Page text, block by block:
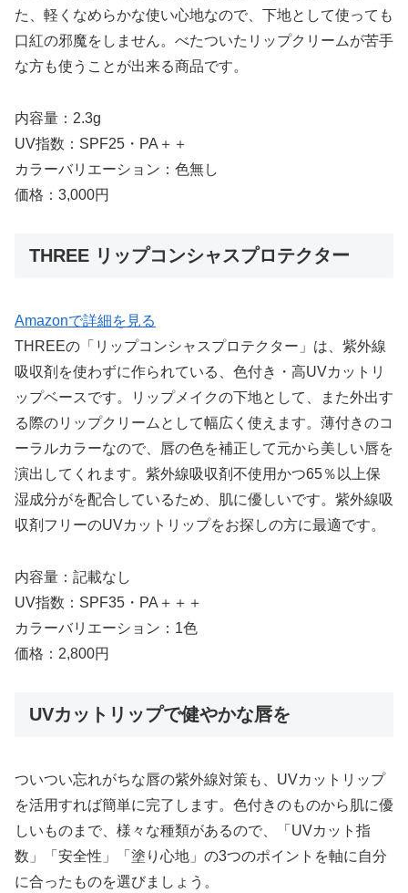
た、軽くなめらかな使い心地なので、下地として使っても
口紅の邪魔をしません。べたついたリップクリームが苦手
な方も使うことが出来る商品です。
内容量：2.3g
UV指数：SPF25・PA＋＋
カラーバリエーション：色無し
価格：3,000円
THREE リップコンシャスプロテクター
Amazonで詳細を見る
THREEの「リップコンシャスプロテクター」は、紫外線
吸収剤を使わずに作られている、色付き・高UVカットリ
ップベースです。リップメイクの下地として、また外出す
る際のリップクリームとして幅広く使えます。薄付きのコ
ーラルカラーなので、唇の色を補正して元から美しい唇を
演出してくれます。紫外線吸収剤不使用かつ65％以上保
湿成分がを配合しているため、肌に優しいです。紫外線吸
収剤フリーのUVカットリップをお探しの方に最適です。
内容量：記載なし
UV指数：SPF35・PA＋＋＋
カラーバリエーション：1色
価格：2,800円
UVカットリップで健やかな唇を
ついつい忘れがちな唇の紫外線対策も、UVカットリップ
を活用すれば簡単に完了します。色付きのものから肌に優
しいものまで、様々な種類があるので、「UVカット指
数」「安全性」「塗り心地」の3つのポイントを軸に自分
に合ったものを選びましょう。